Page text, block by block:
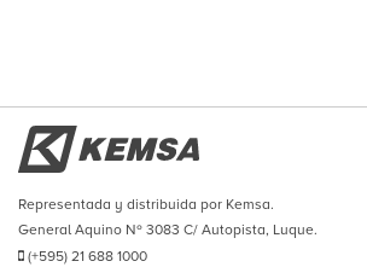
Representada y distribuida por Kemsa.
General Aquino Nº 3083 C/ Autopista, Luque.
(+595) 21 688 1000